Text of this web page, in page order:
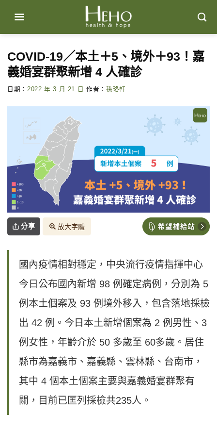
content
COVID-19／本土＋5、境外＋93！嘉
義婚宴群聚新增 4 人確診
日期： 2022 年 3 月 21 日 作者： 孫珞軒
分享 放大字體
國內疫情相對穩定，中央流行疫情指揮中心
今日公布國內新增 98 例確定病例，分別為 5
例本土個案及 93 例境外移入，包含落地採檢
出 42 例。今日本土新增個案為 2 例男性、3
例女性，年齡介於 50 多歲至 60多歲。居住
縣市為嘉義市、嘉義縣、雲林縣、台南市，
其中 4 個本土個案主要與嘉義婚宴群聚有
關，目前已匡列採檢共235人。